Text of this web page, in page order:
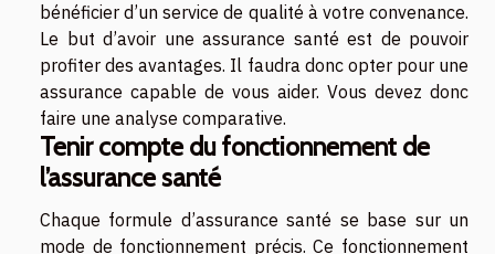
bénéficier d’un service de qualité à votre convenance.
Le but d’avoir une assurance santé est de pouvoir
profiter des avantages. Il faudra donc opter pour une
assurance capable de vous aider. Vous devez donc
faire une analyse comparative.
Tenir compte du fonctionnement de
l’assurance santé
Chaque formule d’assurance santé se base sur un
mode de fonctionnement précis. Ce fonctionnement